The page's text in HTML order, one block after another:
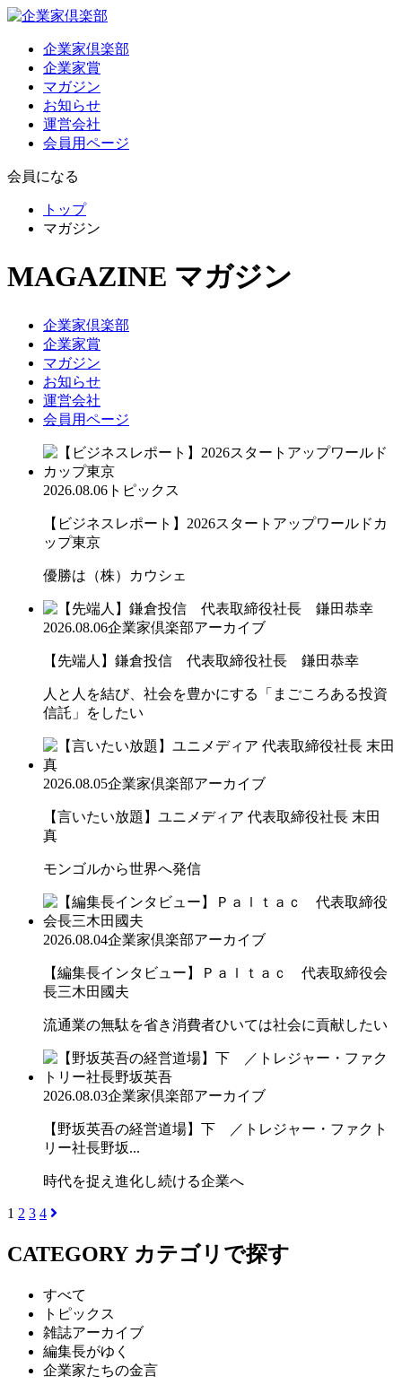
企業家倶楽部
企業家賞
マガジン
お知らせ
運営会社
会員用ページ
会員になる
トップ
マガジン
MAGAZINE マガジン
企業家倶楽部
企業家賞
マガジン
お知らせ
運営会社
会員用ページ
2026.08.06 トピックス
【ビジネスレポート】2026スタートアップワールドカ
ップ東京
優勝は（株）カウシェ
2026.08.06企業家倶楽部アーカイブ
【先端人】鎌倉投信 代表取締役社長 鎌田恭幸
人と人を結び、社会を豊かにする「まごころある投資
信託」をしたい
2026.08.05企業家倶楽部アーカイブ
【言いたい放題】ユニメディア 代表取締役社長 末田
真
モンゴルから世界へ発信
2026.08.04企業家倶楽部アーカイブ
【編集長インタビュー】Ｐａｌｔａｃ 代表取締役会
長三木田國夫
流通業の無駄を省き消費者ひいては社会に貢献したい
2026.08.03企業家倶楽部アーカイブ
【野坂英吾の経営道場】下 ／トレジャー・ファクト
リー社長野坂...
時代を捉え進化し続ける企業へ
1 2 3 4
CATEGORY カテゴリで探す
すべて
トピックス
雑誌アーカイブ
編集長がゆく
企業家たちの金言